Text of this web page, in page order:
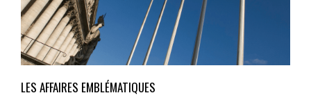
LES AFFAIRES EMBLÉMATIQUES